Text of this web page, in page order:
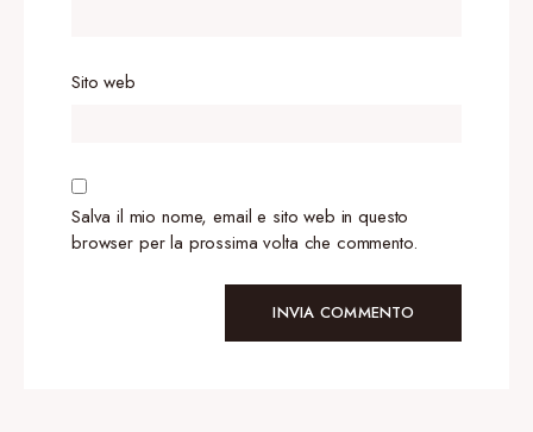
Sito web
Salva il mio nome, email e sito web in questo
browser per la prossima volta che commento.